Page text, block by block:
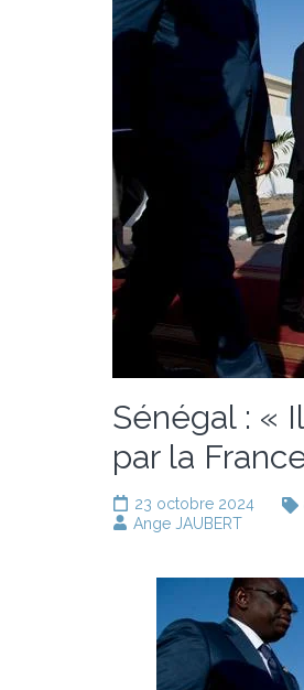
Sénégal : «
par la
23 octobre 2024
Ange JAUBERT